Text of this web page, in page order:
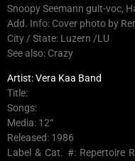
Snoopy Seemann guit-voc,
Add. Info: Cover photo by
City / State: Luzern /LU
See also: Crazy
Artist: Vera Kaa Band
Title:
Songs:
Media: 12“
Released: 1986
Label & Cat. #: Repertoire